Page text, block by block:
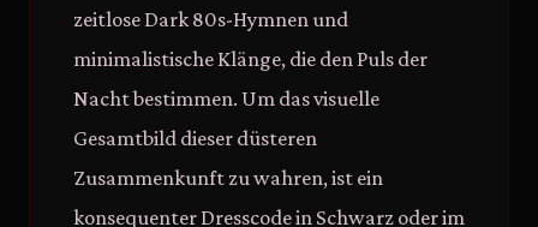
zeitlose Dark 80s-Hymnen und
minimalistische Klänge, die den Puls der
Nacht bestimmen. Um das visuelle
Gesamtbild dieser düsteren
Zusammenkunft zu wahren, ist ein
konsequenter Dresscode in Schwarz oder im